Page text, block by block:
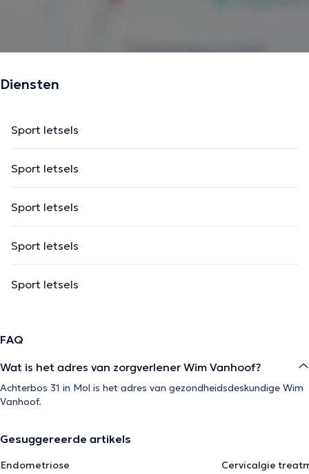
Diensten
Sport letsels
Sport letsels
Sport letsels
Sport letsels
Sport letsels
FAQ
Wat is het adres van zorgverlener Wim Vanhoof?
Achterbos 31 in Mol is het adres van gezondheidsdeskundige Wim
Vanhoof.
Gesuggereerde artikels
Endometriose
Cervicalgie